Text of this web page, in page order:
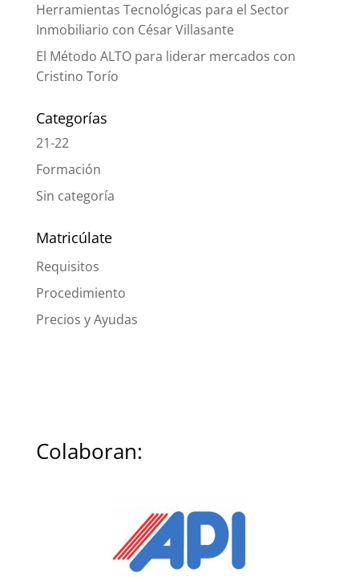
Herramientas Tecnológicas para el Sector
Inmobiliario con César Villasante
El Método ALTO para liderar mercados con
Cristino Torío
Categorías
21-22
Formación
Sin categoría
Matricúlate
Requisitos
Procedimiento
Precios y Ayudas
Colaboran: